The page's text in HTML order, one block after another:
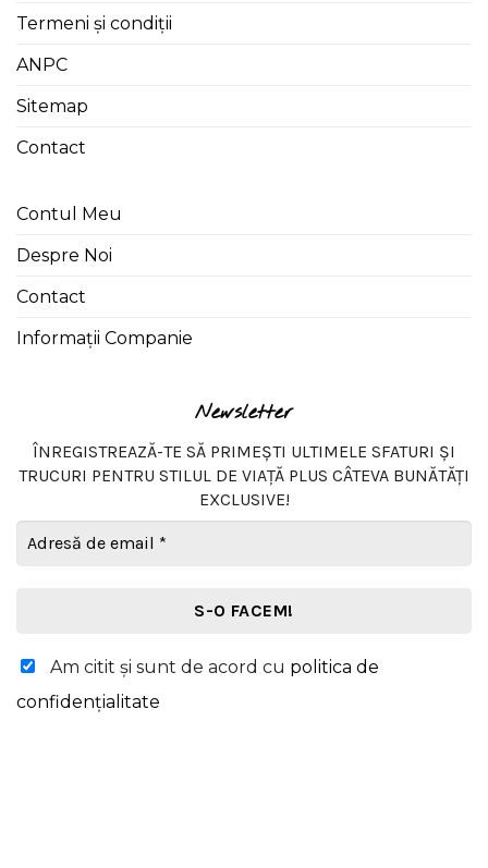
Termeni și condiții
ANPC
Sitemap
Contact
Contul Meu
Despre Noi
Contact
Informații Companie
Newsletter
ÎNREGISTREAZĂ-TE SĂ PRIMEȘTI ULTIMELE SFATURI ȘI
TRUCURI PENTRU STILUL DE VIAȚĂ PLUS CÂTEVA BUNĂTĂȚI
EXCLUSIVE!
Adresă
de
email
Am citit şi sunt de acord cu politica de
confidențialitate